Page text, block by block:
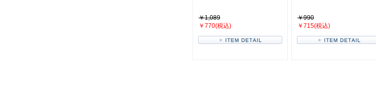
￥1,089
￥770(税込)
￥990
￥715(税込)